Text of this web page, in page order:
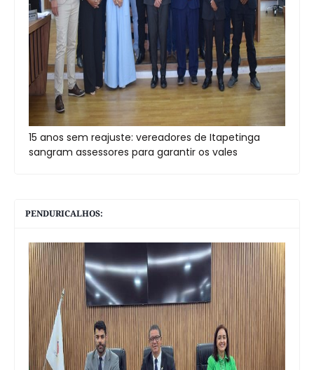
15 anos sem reajuste: vereadores de Itapetinga
sangram assessores para garantir os vales
PENDURICALHOS: